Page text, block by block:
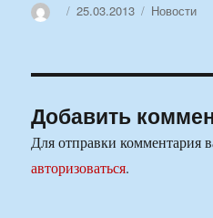
АвторОпубликовано
25.03.2013 Рубрики
Новости
Добавить
Для отправки комментария
авторизоваться.